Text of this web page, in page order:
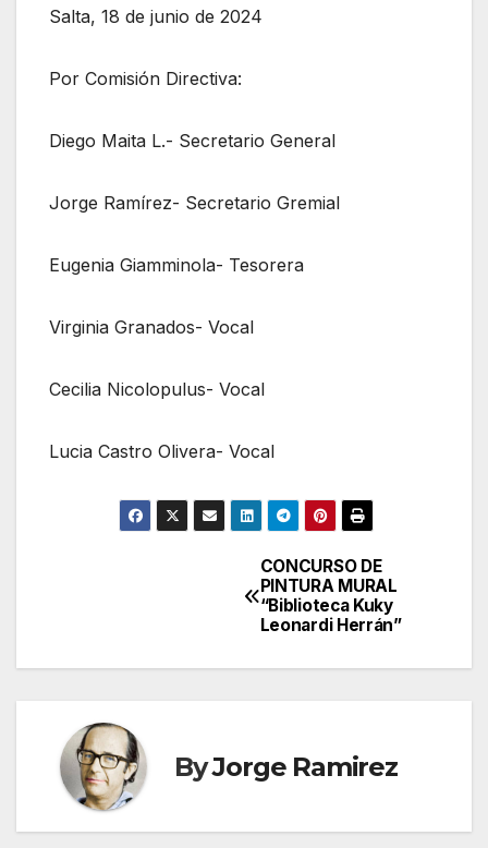
Salta, 18 de junio de 2024
Por Comisión Directiva:
Diego Maita L.- Secretario General
Jorge Ramírez- Secretario Gremial
Eugenia Giamminola- Tesorera
Virginia Granados- Vocal
Cecilia Nicolopulus- Vocal
Lucia Castro Olivera- Vocal
entradas
CONCURSO DE
PINTURA MURAL
“Biblioteca Kuky
Leonardi Herrán”
ByJorge Ramirez